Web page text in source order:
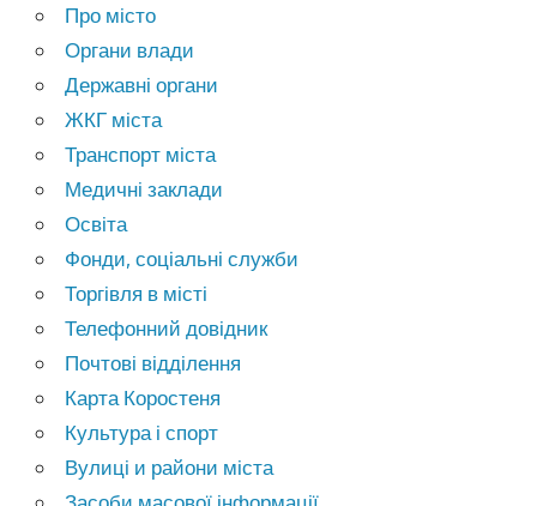
Про місто
Органи влади
Державні органи
ЖКГ міста
Транспорт міста
Медичні заклади
Освіта
Фонди, соціальні служби
Торгівля в місті
Телефонний довідник
Почтові відділення
Карта Коростеня
Культура і спорт
Вулиці и райони міста